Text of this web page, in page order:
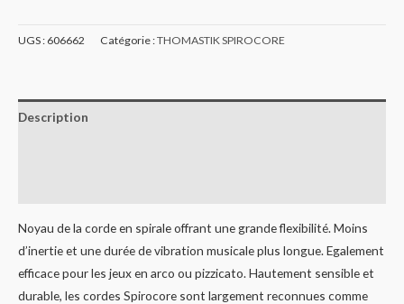
UGS : 606662 Catégorie :THOMASTIK SPIROCORE
Description
Noyau de la corde en spirale offrant une grande flexibilité. Moins
d’inertie et une durée de vibration musicale plus longue. Egalement
efficace pour les jeux en arco ou pizzicato. Hautement sensible et
durable, les cordes Spirocore sont largement reconnues comme